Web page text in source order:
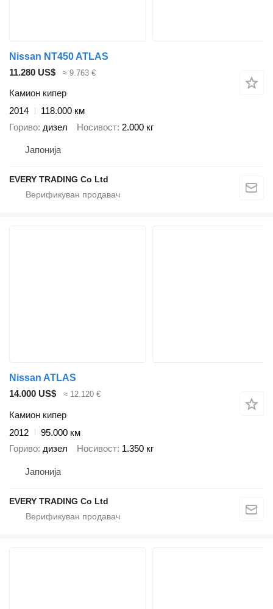
Nissan NT450 ATLAS
11.280 US$
≈ 9.763 €
Камион кипер
2014
118.000 км
Гориво дизел Носивост 2.000 кг
Јапонија
EVERY TRADING Co Ltd
Nissan ATLAS
14.000 US$
≈ 12.120 €
Камион кипер
2012
95.000 км
Гориво дизел Носивост 1.350 кг
Јапонија
EVERY TRADING Co Ltd